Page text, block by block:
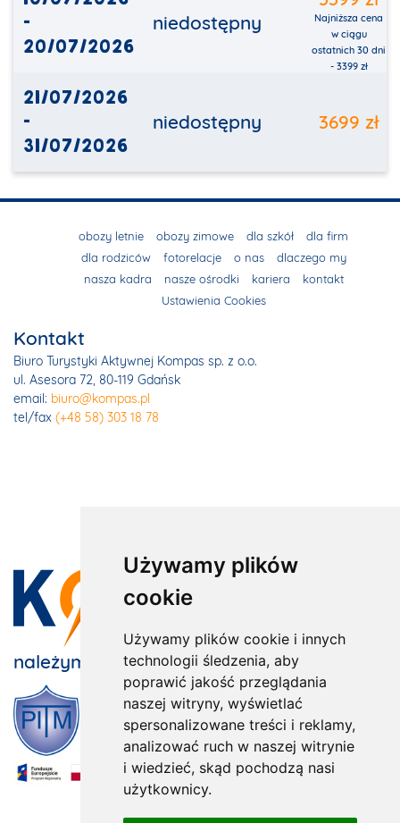
Używamy plików
cookie
Używamy plików cookie i innych
technologii śledzenia, aby
poprawić jakość przeglądania
naszej witryny, wyświetlać
spersonalizowane treści i reklamy,
analizować ruch w naszej witrynie
i wiedzieć, skąd pochodzą nasi
użytkownicy.
x
-
20/07/2026
niedostępny
Najniższa cena
w ciągu
ostatnich 30 dni
- 3399 zł
21/07/2026
-
31/07/2026
niedostępny 3699 zł
obozy letnie obozy zimowe dla szkół
dla firm
dla rodziców
fotorelacje o nas
dlaczego my
nasza kadra
nasze ośrodki kariera
kontakt
Ustawienia Cookies
Kontakt
Biuro Turystyki Aktywnej Kompas sp. z o.o.
ul. Asesora 72, 80-119 Gdańsk
email: biuro@kompas.pl
tel/fax (+48 58) 303 18 78
należymy do: